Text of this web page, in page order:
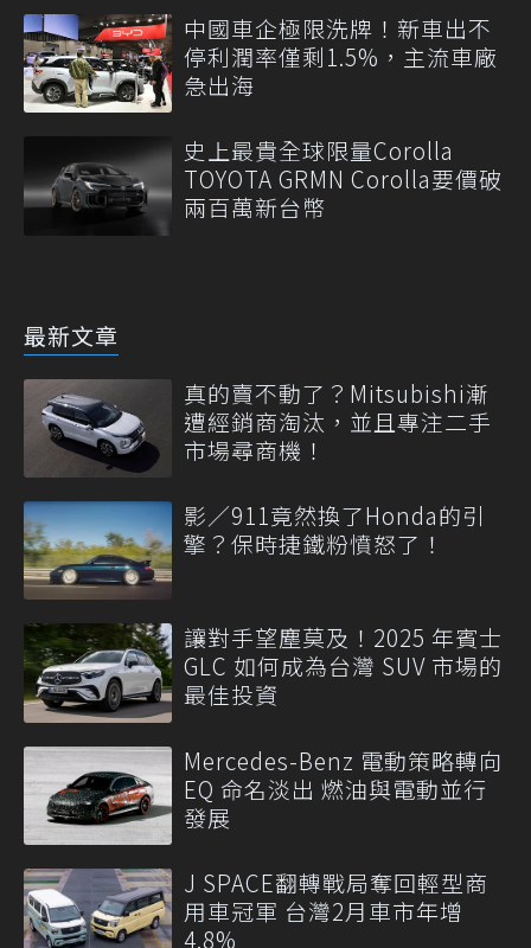
中國車企極限洗牌！新車出不
停利潤率僅剩1.5%，主流車廠
急出海
史上最貴全球限量Corolla
TOYOTA GRMN Corolla要價破
兩百萬新台幣
最新文章
真的賣不動了？Mitsubishi漸
遭經銷商淘汰，並且專注二手
市場尋商機！
影／911竟然換了Honda的引
擎？保時捷鐵粉憤怒了！
讓對手望塵莫及！2025 年賓士
GLC 如何成為台灣 SUV 市場的
最佳投資
Mercedes-Benz 電動策略轉向
EQ 命名淡出 燃油與電動並行
發展
J SPACE翻轉戰局奪回輕型商
用車冠軍 台灣2月車市年增
4.8%